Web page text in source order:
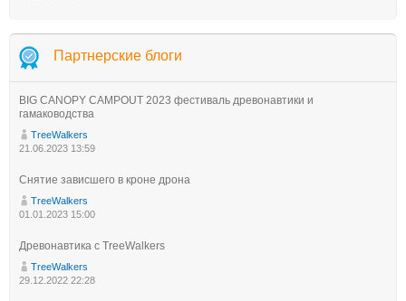
Партнерские блоги
BIG CANOPY CAMPOUT 2023 фестиваль древонавтики и
гамаководства
TreeWalkers
21.06.2023 13:59
Снятие зависшего в кроне дрона
TreeWalkers
01.01.2023 15:00
Древонавтика с TreeWalkers
TreeWalkers
29.12.2022 22:28